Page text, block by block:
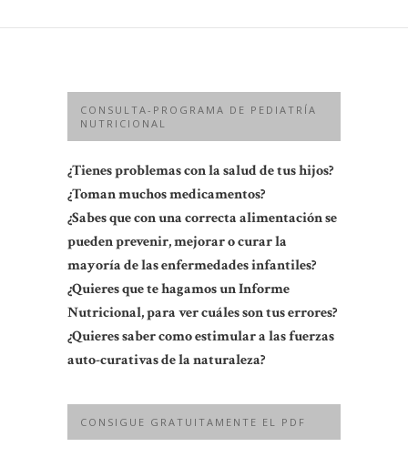
CONSULTA-PROGRAMA DE PEDIATRÍA
NUTRICIONAL
¿Tienes problemas con la salud de tus hijos?
¿Toman muchos medicamentos?
¿Sabes que con una correcta alimentación se
pueden prevenir, mejorar o curar la
mayoría de las enfermedades infantiles?
¿Quieres que te hagamos un Informe
Nutricional, para ver cuáles son tus errores?
¿Quieres saber como estimular a las fuerzas
auto-curativas de la naturaleza?
CONSIGUE GRATUITAMENTE EL PDF